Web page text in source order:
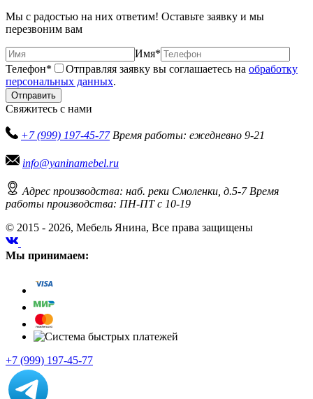
Мы с радостью на них ответим! Оставьте заявку и мы
перезвоним вам
Имя*
Телефон* Отправляя заявку вы соглашаетесь на обработку
персональных данных.
Отправить
Свяжитесь с нами
+7 (999) 197-45-77 Время работы: ежедневно 9-21
info@yaninamebel.ru
Адрес производства: наб. реки Смоленки, д.5-7 Время
работы производства: ПН-ПТ с 10-19
© 2015 - 2026, Мебель Янина, Все права защищены
Мы принимаем:
+7 (999) 197-45-77